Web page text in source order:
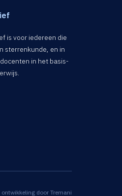
is voor iedereen die
sterrenkunde, en in
in het basis-
ontwikkeling door Tremani